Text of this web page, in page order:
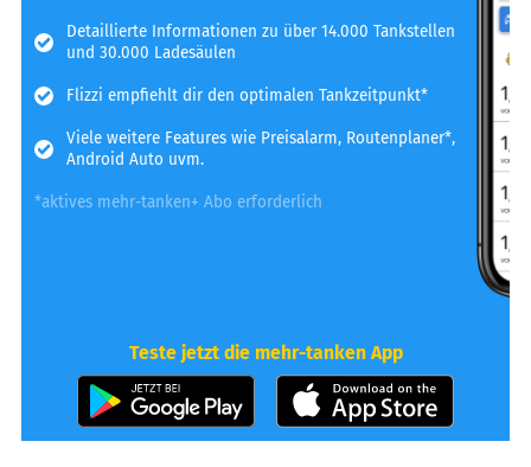
Detaillierte Informationen zu über 14.000 Tankstellen
und 30.000 Ladesäulen
Flizzi empfiehlt dir den optimalen Tankzeitpunkt*
Viele weitere Features wie Preisalarm, Routenplaner*,
Android Auto uvm.
*aktives mehr-tanken+ Abo erforderlich
Teste jetzt die mehr-tanken App